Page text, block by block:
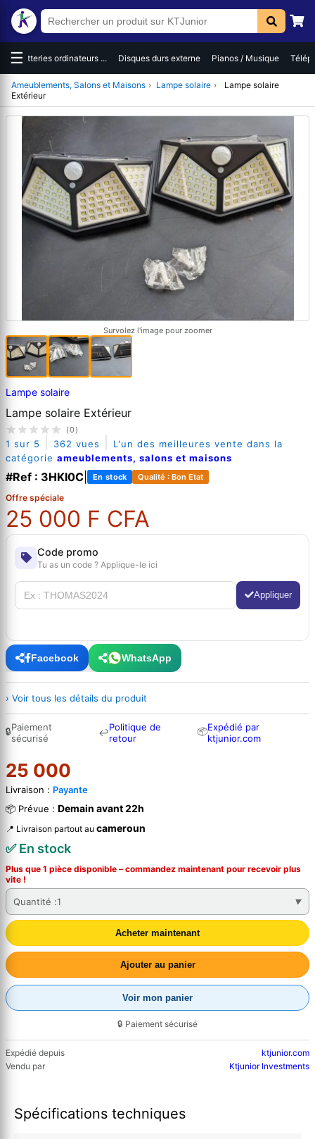
☰Batteries ordinateurs ... Disques durs externe Pianos / Musique
Ameublements, Salons et Maisons › Lampe solaire ›
Lampe solaire
Extérieur
Survolez l'image pour zoomer
Lampe solaire
Lampe solaire Extérieur
(0)
1 sur 5 362 vues
L'un des meilleures vente dans la
catégorie ameublements, salons et maisons
#Ref : 3HKI0C En stock Qualité : Bon Etat
Offre spéciale
25 000 F CFA
Code promo
Tu as un code ? Applique-le ici
Appliquer
Facebook WhatsApp
› Voir tous les détails du produit
🔒Paiement
sécurisé
↩Politique de
retour
📦Expédié par
ktjunior.com
25 000
Livraison : Payante
📦 Prévue : Demain avant 22h
📍 Livraison partout au cameroun
✅ En stock
Plus que 1 pièce disponible – commandez maintenant pour recevoir plus
vite !
Quantité :1
Acheter maintenant
Ajouter au panier
Voir mon panier
🔒 Paiement sécurisé
Expédié depuis
ktjunior.com
Vendu par
Ktjunior Investments
Spécifications techniques